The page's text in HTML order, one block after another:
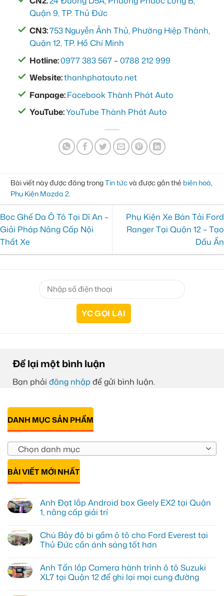
Quận 9, TP. Thủ Đức
CN3:753 Nguyễn Ảnh Thủ, Phường Hiệp Thành,
Quận 12, TP. Hồ Chí Minh
Hotline:0977 383 567 –0788 212 999
Website:thanhphatauto.net
Fanpage:Facebook Thành Phát Auto
YouTube:YouTube Thành Phát Auto
Bài viết này được đăng trongTin tứcvà được gắn thẻ biên hoà,
Phụ Kiện Mazda 2.
Bọc Ghế Da Ô Tô Tại Dĩ An –
Giải Pháp Nâng Cấp Nội
Thất Xe
Phụ Kiện Xe Bán Tải Ford
Ranger Tại Quận 12 – Tạo
Dấu Ấn
Để lại một bình luận
Bạn phải đăng nhập để gửi bình luận.
DANH MỤC SẢN PHẨM
Chọn danh mục
BÀI VIẾT MỚI NHẤT
Anh Đạt lắp Android box Geely EX2 tại Quận
1, nâng cấp giải trí
bình
luận
ở
lắp
Android
box
Chú Bảy độ bi gầm ô tô cho Ford Everest tại
Thủ Đức cần ánh sáng tốt hơn
bình
luận
ở
Anh Tấn lắp Camera hành trình ô tô Suzuki
XL7 tại Quận 12 để ghi lại mọi cung đường